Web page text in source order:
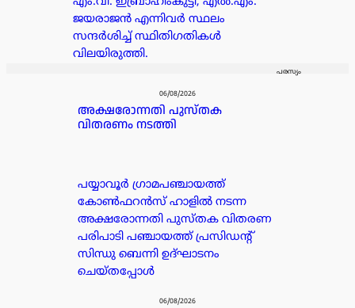
ജയരാജൻ എന്നിവർ സ്ഥലം
സന്ദർശിച്ച് സ്ഥിതിഗതികൾ
വിലയിരുത്തി.
പരസ്യം
06/08/2026
അക്ഷരോന്നതി പുസ്തക
വിതരണം നടത്തി
പയ്യാവൂർ ഗ്രാമപഞ്ചായത്ത്
കോൺഫറൻസ് ഹാളിൽ നടന്ന
അക്ഷരോന്നതി പുസ്തക വിതരണ
പരിപാടി പഞ്ചായത്ത് പ്രസിഡൻ്റ്
സിന്ധു ബെന്നി ഉദ്ഘാടനം
ചെയ്തപ്പോൾ
06/08/2026